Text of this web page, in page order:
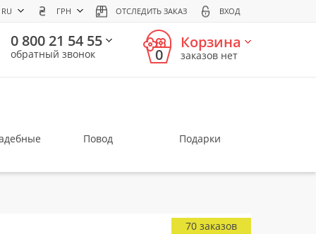
RU ГРН ОТСЛЕДИТЬ ЗАКАЗ ВХОД
0 800 21 54 55
обратный звонок 0
Корзина
заказов нет
Повод Подарки
70 заказов